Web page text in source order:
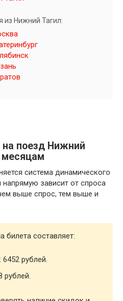
из Нижний Тагил:
поезд Нижний
месяцам
система динамического
зависит от спроса
выше спрос, тем выше и
билета составляет:
6452 рублей.
рублей.